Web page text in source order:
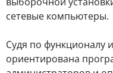
сетевые компьютеры.
Судя по функционалу
ориентирована